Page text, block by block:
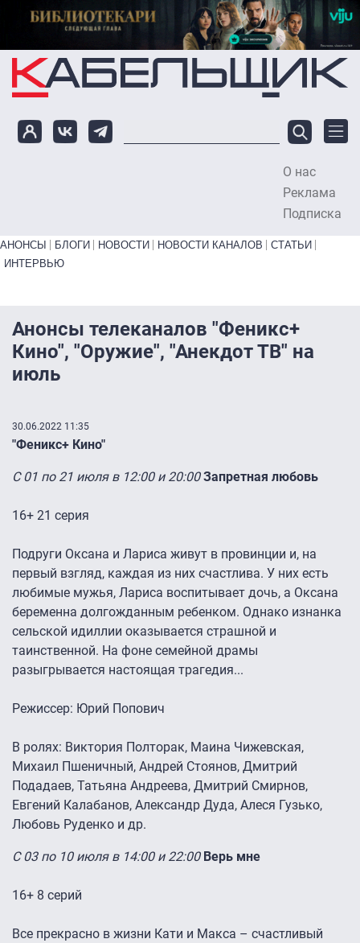
Перейти к основному содержанию
О нас
Реклама
Подписка
Primary links bottom
АНОНСЫ БЛОГИ НОВОСТИ НОВОСТИ КАНАЛОВ
СТАТЬИ
ИНТЕРВЬЮ
Анонсы телеканалов "Феникс+
Кино", "Оружие", "Анекдот ТВ" на
июль
30.06.2022 11:35
"Феникс+ Кино"
С 01 по 21 июля в 12:00 и 20:00 Запретная любовь
16+ 21 серия
Подруги Оксана и Лариса живут в провинции и, на
первый взгляд, каждая из них счастлива. У них есть
любимые мужья, Лариса воспитывает дочь, а Оксана
беременна долгожданным ребенком. Однако изнанка
сельской идиллии оказывается страшной и
таинственной. На фоне семейной драмы
разыгрывается настоящая трагедия...
Режиссер: Юрий Попович
В ролях: Виктория Полторак, Маина Чижевская,
Михаил Пшеничный, Андрей Стоянов, Дмитрий
Подадаев, Татьяна Андреева, Дмитрий Смирнов,
Евгений Калабанов, Александр Дуда, Алеся Гузько,
Любовь Руденко и др.
С 03 по 10 июля в 14:00 и 22:00 Верь мне
16+ 8 серий
Все прекрасно в жизни Кати и Макса – счастливый